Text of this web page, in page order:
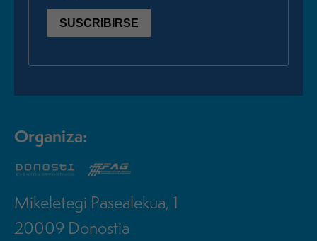
Organiza:
Mikeletegi Pasealekua, 1
20009 Donostia